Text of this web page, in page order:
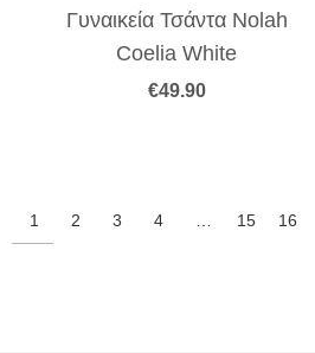
Γυναικεία Τσάντα Nolah
Coelia White
€49.90
1 2 3 4 … 15 16